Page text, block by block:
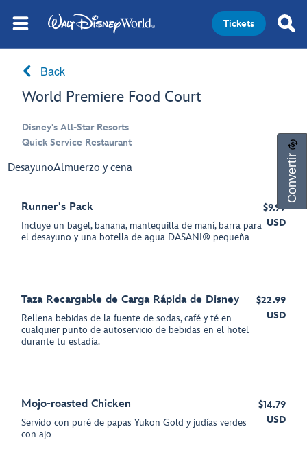
Tickets
Back
World Premiere Food Court
Disney's All-Star Resorts
Quick Service Restaurant
DesayunoAlmuerzo y cena
Runner's Pack
Incluye un bagel, banana, mantequilla de maní, barra para
el desayuno y una botella de agua DASANI® pequeña
$9.99
USD
Taza Recargable de Carga Rápida de Disney
Rellena bebidas de la fuente de sodas, café y té en
cualquier punto de autoservicio de bebidas en el hotel
durante tu estadía.
$22.99
USD
Mojo-roasted Chicken
Servido con puré de papas Yukon Gold y judías verdes
con ajo
$14.79
USD
Convertir